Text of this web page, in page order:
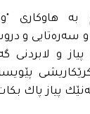
به‌ هاوكارى
سه‌ره‌تایی و
پیاز و لابردنى
پیاز پاك